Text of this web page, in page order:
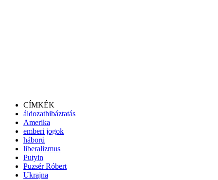
CÍMKÉK
áldozathibáztatás
Amerika
emberi jogok
háború
liberalizmus
Putyin
Puzsér Róbert
Ukrajna